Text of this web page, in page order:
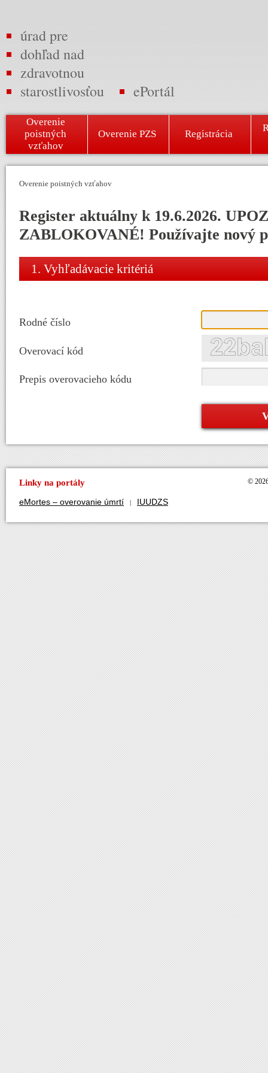
úrad pre
dohľad nad
zdravotnou
starostlivosťou
ePortál
Overenie
poistných
vzťahov
Overenie PZS Registrácia
Overenie poistných vzťahov
Register aktuálny k 19.6.2026.
ZABLOKOVANÉ! Používajte nový
1. Vyhľadávacie kritériá
Rodné číslo
Overovací kód
Prepis overovacieho kódu
Linky na portály
eMortes – overovanie úmrtí IUUDZS
©